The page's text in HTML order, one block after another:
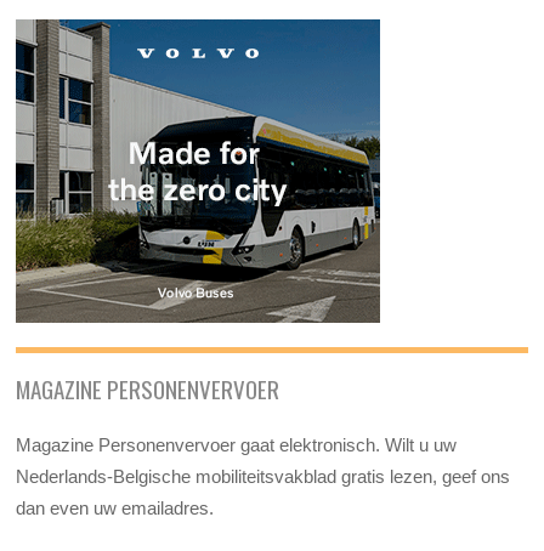
MAGAZINE PERSONENVERVOER
Magazine Personenvervoer gaat elektronisch. Wilt u uw
Nederlands-Belgische mobiliteitsvakblad gratis lezen, geef ons
dan even uw emailadres.